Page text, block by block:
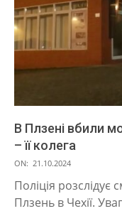
В Плзені вбили
– її колега
2024-
10-
21
ON: 21.10.2024
Поліція розслідує
Плзень в Чехії.